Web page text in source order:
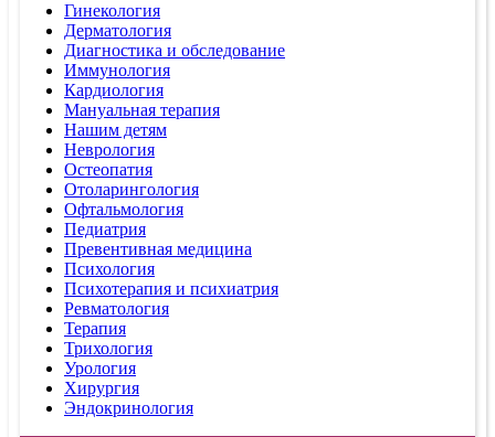
Гинекология
Дерматология
Диагностика и обследование
Иммунология
Кардиология
Мануальная терапия
Нашим детям
Неврология
Остеопатия
Отоларингология
Офтальмология
Педиатрия
Превентивная медицина
Психология
Психотерапия и психиатрия
Ревматология
Терапия
Трихология
Урология
Хирургия
Эндокринология